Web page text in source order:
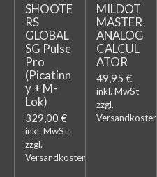
SHOOTE
RS
GLOBAL
SG Pulse
Pro
(Picatinn
y + M-
Lok)
329,00 €
inkl. MwSt
zzgl.
Versandkosten
MILDOT
MASTER
ANALOG
CALCUL
ATOR
49,95 €
inkl. MwSt
zzgl.
Versandkosten